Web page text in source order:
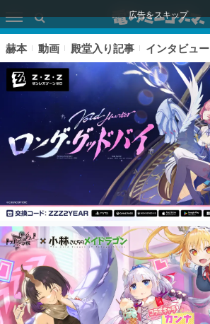
広告をスキップ
ピックアップ
電ファミのいま読まれている記事ランキング
アプリセール情報
赫本 動画 殿堂入り記事 インタビュー